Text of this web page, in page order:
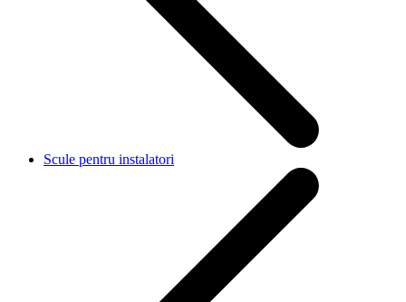
Scule pentru instalatori